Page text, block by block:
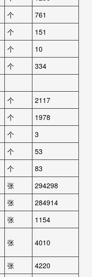
个
761
个
151
个
10
个
334
个
2117
个
1978
个
3
个
53
个
83
张
294298
张
284914
张
1154
张 4010
张
4220